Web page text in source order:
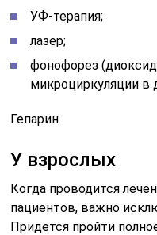
УФ-терапия;
лазер;
фонофорез
микроциркуляции в
Гепарин
У взрослых
Когда проводится
пациентов, важно
Придется пройти